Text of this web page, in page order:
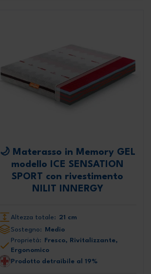
🌙 Materasso in Memory GEL
modello ICE SENSATION
SPORT con rivestimento
NILIT INNERGY
Altezza totale: 21 cm
Sostegno: Medio
Proprietà:
Fresco, Rivitalizzante,
Ergonomico
Prodotto detraibile al 19%